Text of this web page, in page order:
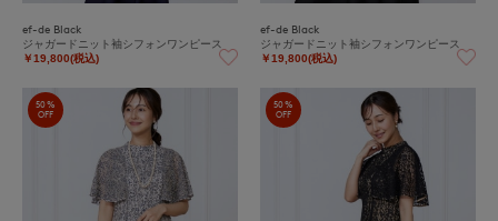
ef-de Black
ジャガードニット袖シフォンワンピース
￥19,800(税込)
ef-de Black
ジャガードニット袖シフォンワンピース
￥19,800(税込)
50%
OFF
50%
OFF